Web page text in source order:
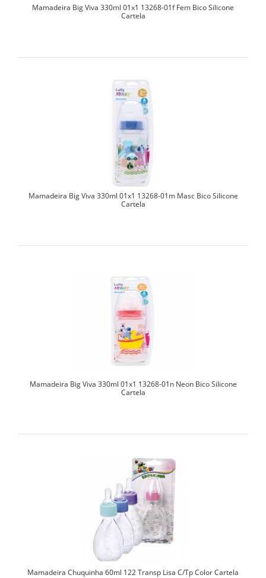
Mamadeira Big Viva 330ml 01x1 13268-01f Fem Bico Silicone
Cartela
Mamadeira Big Viva 330ml 01x1 13268-01m Masc Bico Silicone
Cartela
Mamadeira Big Viva 330ml 01x1 13268-01n Neon Bico Silicone
Cartela
Mamadeira Chuquinha 60ml 122 Transp Lisa C/Tp Color Cartela